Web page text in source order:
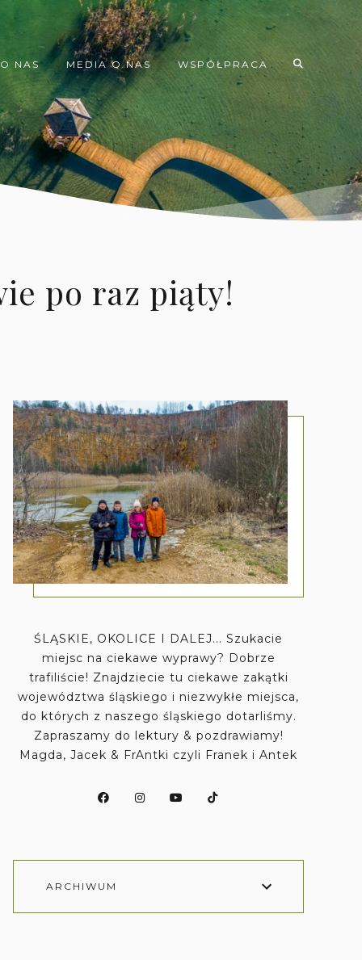
O NAS MEDIA O NAS WSPÓŁPRACA
po raz piąty!
ŚLĄSKIE, OKOLICE I DALEJ... Szukacie
miejsc na ciekawe wyprawy? Dobrze
trafiliście! Znajdziecie tu ciekawe zakątki
województwa śląskiego i niezwykłe miejsca,
do których z naszego śląskiego dotarliśmy.
Zapraszamy do lektury & pozdrawiamy!
Magda, Jacek & FrAntki czyli Franek i Antek
ARCHIWUM